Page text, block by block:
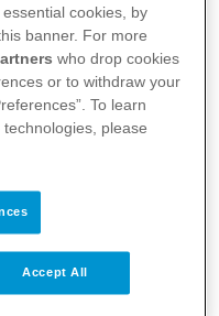
niet - compleet -
niet voor de
met een
met ernstige
is voorbij
aldus de pagina
cookies, by
banner. For more
who drop cookies
or to withdraw your
To learn
please
Accept All